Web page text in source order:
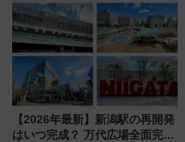
待
【2026年最新】新潟駅の再開発
はいつ完成？ 万代広場全面完成